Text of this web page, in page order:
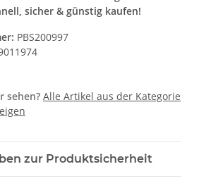
sicher & günstig kaufen!
PBS200997
sehen? Alle Artikel aus der Kategorie
zur Produktsicherheit